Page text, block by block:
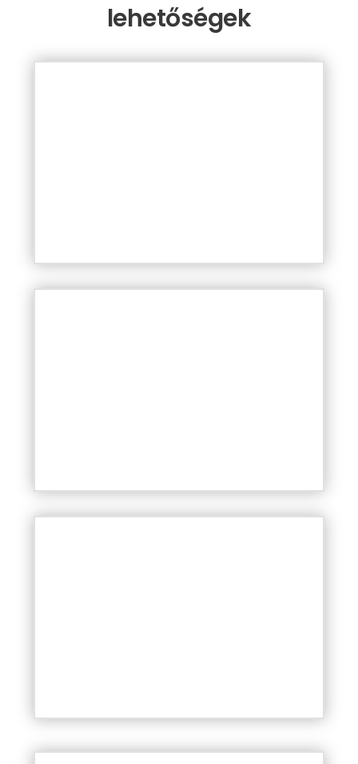
lehetőségek